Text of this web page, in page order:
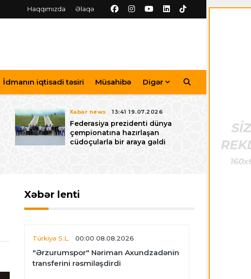
Haqqımızda Əlaqə
İdmanın iqtisadi təsiri Müsahibə Digər
Xəbər news 13:41 19.07.2026
Federasiya prezidenti dünya
çempionatına hazırlaşan
cüdoçularla bir araya gəldi
Xəbər lenti
Türkiyə S.L. 00:00 08.08.2026
"Ərzurumspor" Nəriman Axundzadənin
transferini rəsmiləşdirdi